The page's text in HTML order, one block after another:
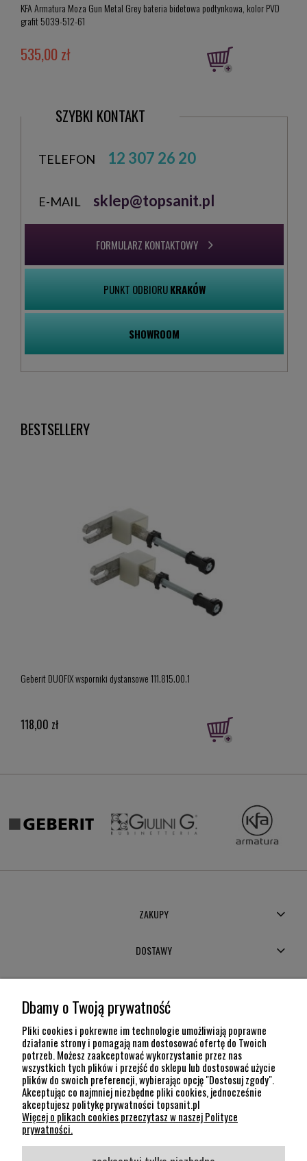
KFA Armatura Moza Gun Metal Grey bateria bidetowa podtynkowa, kolor PVD
grafit 5039-512-61
535,00 zł
SZYBKI KONTAKT
TELEFON 12 307 26 20
E-MAIL sklep@topsanit.pl
FORMULARZ KONTAKTOWY
PUNKT ODBIORUKRAKÓW
SHOWROOM
BESTSELLERY
Geberit DUOFIX wsporniki dystansowe 111.815.00.1
118,00 zł
ZAKUPY
DOSTAWY
POMOC
INFORMACJE
KONTAKT
12 307 26 20
Kraków, 30-704 Na Dołach 8
SOCIAL MEDIA
Dbamy o Twoją prywatność
Pliki cookies i pokrewne im technologie umożliwiają poprawne
działanie strony i pomagają nam dostosować ofertę do Twoich
potrzeb. Możesz zaakceptować wykorzystanie przez nas
wszystkich tych plików i przejść do sklepu lub dostosować użycie
plików do swoich preferencji, wybierając opcję "Dostosuj zgody".
Akceptując co najmniej niezbędne pliki cookies, jednocześnie
akceptujesz politykę prywatności topsanit.pl
Więcej o plikach cookies przeczytasz w naszej Polityce
prywatności.